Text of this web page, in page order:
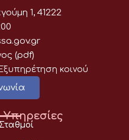
1, 41222
(pdf)
κοινού